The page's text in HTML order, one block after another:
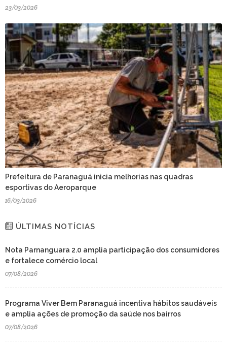
23/03/2026
Prefeitura de Paranaguá inicia melhorias nas quadras
esportivas do Aeroparque
16/03/2026
ÚLTIMAS NOTÍCIAS
Nota Parnanguara 2.0 amplia participação dos consumidores
e fortalece comércio local
07/08/2026
Programa Viver Bem Paranaguá incentiva hábitos saudáveis
e amplia ações de promoção da saúde nos bairros
07/08/2026